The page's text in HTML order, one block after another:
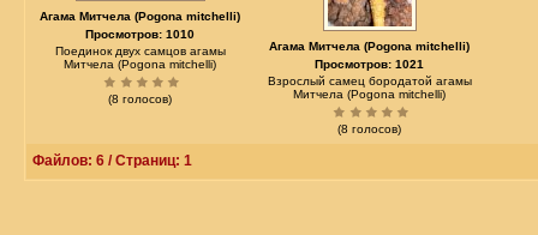
Агама Митчела (Pogona mitchelli)
Просмотров: 1010
Поединок двух самцов агамы
Митчела (Pogona mitchelli)
(8 голосов)
Агама Митчела (Pogona mitchelli)
Просмотров: 1021
Взрослый самец бородатой агамы
Митчела (Pogona mitchelli)
(8 голосов)
Файлов: 6 / Страниц: 1